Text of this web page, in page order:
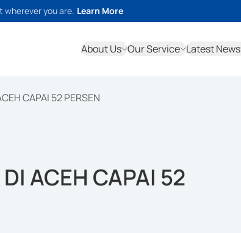
you are. Learn More
About Us Our Service Latest News
CAPAI 52 PERSEN
ACEH CAPAI 52